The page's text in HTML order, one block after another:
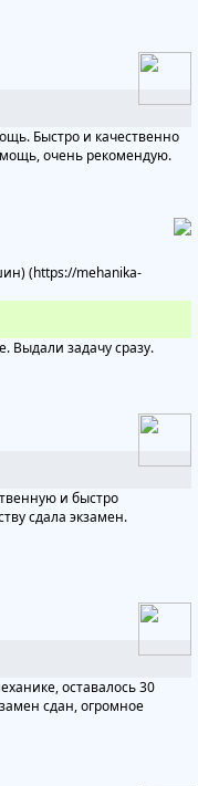
Быстро и качественно
очень рекомендую.
(https://mehanika-
Выдали задачу сразу.
и быстро
сдала экзамен.
оставалось 30
сдан, огромное